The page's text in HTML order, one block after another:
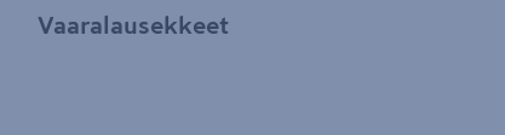
Vaaralausekkeet